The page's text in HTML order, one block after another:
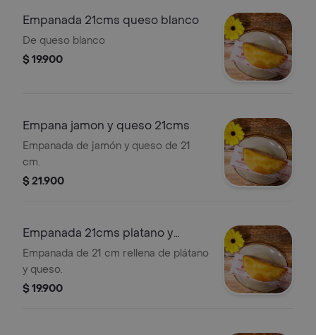
Empanada 21cms queso blanco
De queso blanco
$ 19.900
Empana jamon y queso 21cms
Empanada de jamón y queso de 21
cm.
$ 21.900
Empanada 21cms platano y
queso
Empanada de 21 cm rellena de plátano
y queso.
$ 19.900